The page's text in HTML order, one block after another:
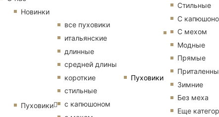
Пуховики
Стильные
С
С мехом
Модные
Прямые
Зимние
Без меха
Еще
Новинки
Пуховики
все пуховики
итальянские
длинные
средней длины
короткие
стильные
с капюшоном